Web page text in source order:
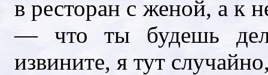
в ресторан с женой, а к
— что ты будешь
извините, я тут